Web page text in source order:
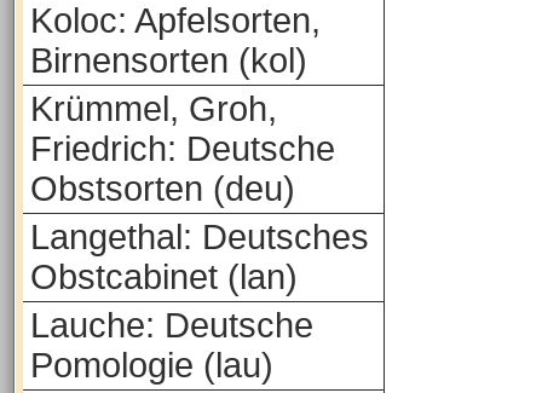
Koloc: Apfelsorten,
Birnensorten (kol)
Krümmel, Groh,
Friedrich: Deutsche
Obstsorten (deu)
Langethal: Deutsches
Obstcabinet (lan)
Lauche: Deutsche
Pomologie (lau)